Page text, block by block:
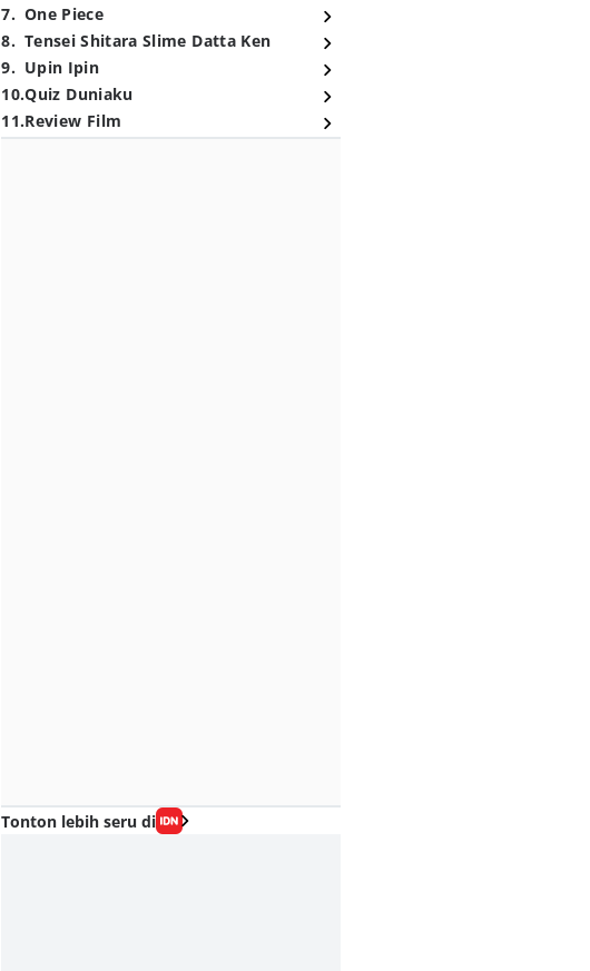
7. One Piece
8. Tensei Shitara Slime Datta Ken
9. Upin Ipin
10.Quiz Duniaku
11.Review Film
Tonton lebih seru di